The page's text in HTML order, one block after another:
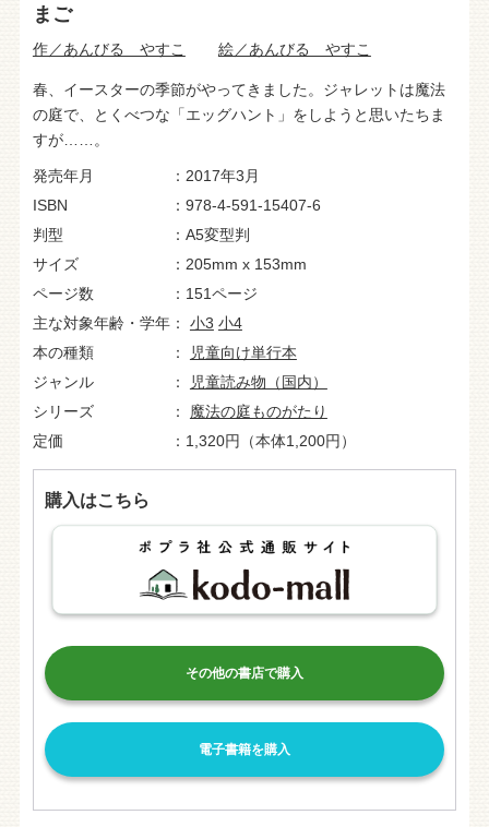
まご
作／あんびる やすこ 絵／あんびる やすこ
春、イースターの季節がやってきました。ジャレットは魔法
の庭で、とくべつな「エッグハント」をしようと思いたちま
すが……。
発売年月
2017年3月
ISBN
978-4-591-15407-6
判型
A5変型判
サイズ
205mm x 153mm
ページ数
151ページ
主な対象年齢・学年
小3 小4
本の種類
児童向け単行本
ジャンル
児童読み物（国内）
シリーズ
魔法の庭ものがたり
定価
1,320円（本体1,200円）
購入はこちら
その他の書店で購入
電子書籍を購入